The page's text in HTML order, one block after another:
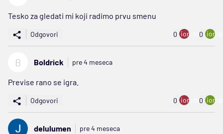
Tesko za gledati mi koji radimo prvu smenu
Odgovori 0 ion:minus
0
B Boldrick pre 4 meseca
Previse rano se igra.
Odgovori 0 ion:minus
0
delulumen pre 4 meseca